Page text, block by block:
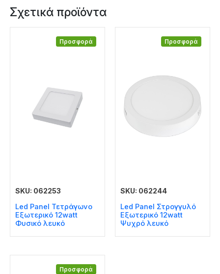
Σχετικά προϊόντα
Προσφορά
SKU: 062253
Led Panel Τετράγωνο
Εξωτερικό 12watt
Φυσικό λευκό
Προσφορά
SKU: 062244
Led Panel Στρογγυλό
Εξωτερικό 12watt
Ψυχρό λευκό
Προσφορά